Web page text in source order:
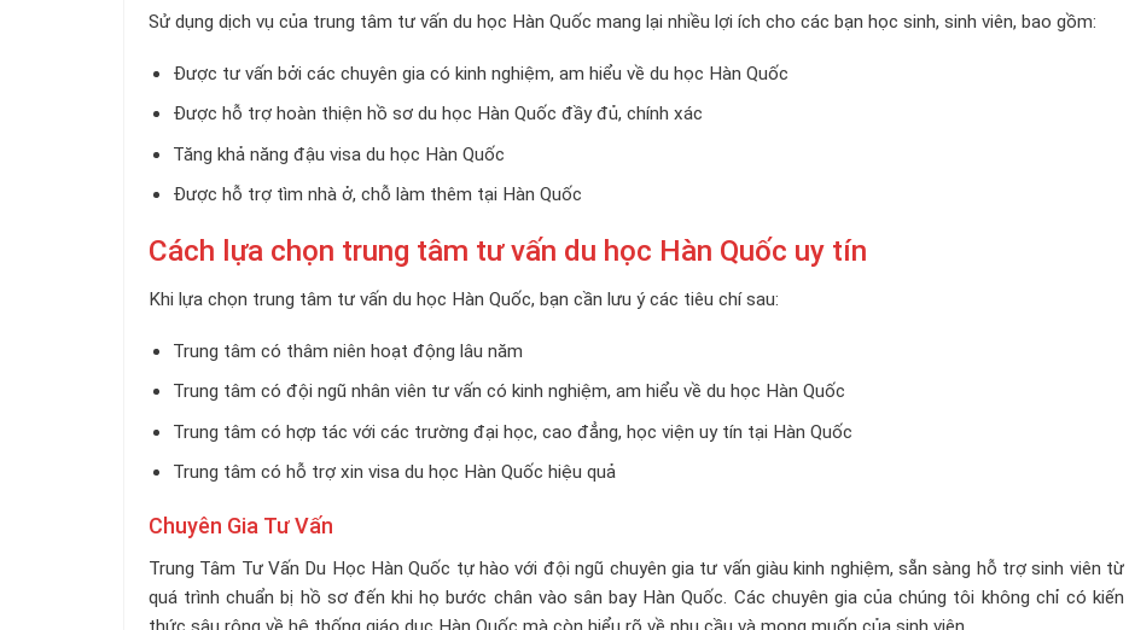
Sử dụng dịch vụ của trung tâm tư vấn du học Hàn Quốc mang lại nhiều lợi ích cho các bạn học sinh, sinh viên, bao gồm:
Được tư vấn bởi các chuyên gia có kinh nghiệm, am hiểu về du học Hàn Quốc
Được hỗ trợ hoàn thiện hồ sơ du học Hàn Quốc đầy đủ, chính xác
Tăng khả năng đậu visa du học Hàn Quốc
Được hỗ trợ tìm nhà ở, chỗ làm thêm tại Hàn Quốc
Cách lựa chọn trung tâm tư vấn du học Hàn Quốc uy tín
Khi lựa chọn trung tâm tư vấn du học Hàn Quốc, bạn cần lưu ý các tiêu chí sau:
Trung tâm có thâm niên hoạt động lâu năm
Trung tâm có đội ngũ nhân viên tư vấn có kinh nghiệm, am hiểu về du học Hàn Quốc
Trung tâm có hợp tác với các trường đại học, cao đẳng, học viện uy tín tại Hàn Quốc
Trung tâm có hỗ trợ xin visa du học Hàn Quốc hiệu quả
Chuyên Gia Tư Vấn
Trung Tâm Tư Vấn Du Học Hàn Quốc tự hào với đội ngũ chuyên gia tư vấn giàu kinh nghiệm, sẵn sàng hỗ trợ sinh viên từ
quá trình chuẩn bị hồ sơ đến khi họ bước chân vào sân bay Hàn Quốc. Các chuyên gia của chúng tôi không chỉ có kiến